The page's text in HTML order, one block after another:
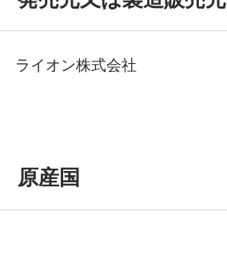
ライオン株式会社
原産国